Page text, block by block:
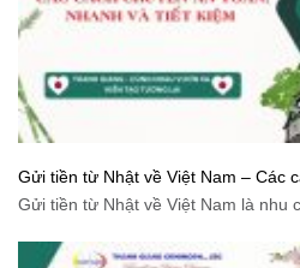
Gửi tiền từ Nhật về Việt Nam – Các
và tiết kiệm
Gửi tiền từ Nhật về Việt Nam là nhu